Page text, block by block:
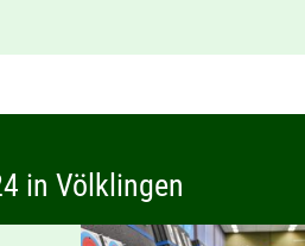
in Völklingen